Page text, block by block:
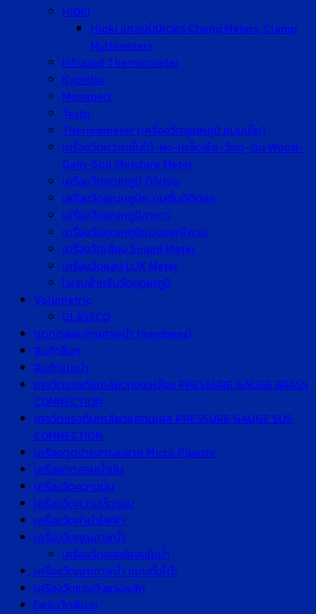
HIOKI
Hioki แคลมป์มิเตอร์ Clamp Meters, Clamp
Multimeters
Infrared Thermometer
Kyoritsu
Memmert
Testo
Thermometer (เครื่องวัดอุณหภูมิ แบบเข็ม)
เครื่องวัดความชื้นไม้-ผง-เมล็ดพืช-วัสดุ-ดิน Wood-
Gain-Soil Moisture Meter
เครื่องวัดอุณหภูมิ ดิจิตอล
เครื่องวัดอุณหภูมิความชื้นดิจิตอล
เครื่องวัดอุณหภูมิอาหาร
เครื่องวัดอุณหภูมิแบบแยกโพรบ
เครื่องวัดเสียง Sound Meter
เครื่องวัดแสง LUX Meter
โพรบสำหรับวัดอุณหภูมิ
Volumetric
GLASSCO
ชุดทดสอบคุณภาพน้ำ (hardness)
สินค้าอื่นๆ
สินค้าแนะนำ
เกจวัดแรงดันเกลียวทองเหลือง PRESSURE GAUGE BRASS
CONNECTION
เกจวัดแรงดันเกลียวแสตนเลส PRESSURE GAUGE SUS
CONNECTION
เครื่องดูดจ่ายสารละลาย Micro Pipette
เครื่องทดสอบน้ำมัน
เครื่องวัดความขุ่น
เครื่องวัดความเร็วรอบ
เครื่องวัดค่านำไฟฟ้า
เครื่องวัดคุณภาพน้ำ
เครื่องวัดออกซิเจนในน้ำ
เครื่องวัดคุณภาพน้ำ แบบตั้งโต๊ะ
เครื่องวัดแรงดึงแรงผลัก
โพรบวัดพีเอช